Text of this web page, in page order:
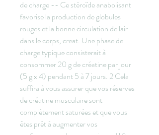
de charge -- Ce stéroïde anabolisant
favorise la production de globules
rouges et la bonne circulation de lair
dans le corps, creat. Une phase de
charge typique consisterait à
consommer 20 g de créatine par jour
(5 g x 4) pendant 5 à 7 jours. 2 Cela
suffira à vous assurer que vos réserves
de créatine musculaire sont
complètement saturées et que vous
êtes prêt à augmenter vos